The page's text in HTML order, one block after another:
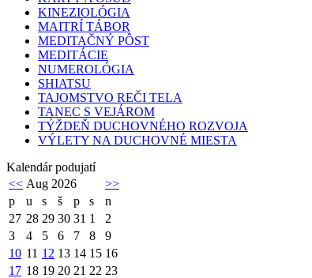
KINEZIOLÓGIA
MAITRÍ TÁBOR
MEDITAČNÝ PÔST
MEDITÁCIE
NUMEROLÓGIA
SHIATSU
TAJOMSTVO REČI TELA
TANEC S VEJÁROM
TÝŽDEŇ DUCHOVNÉHO ROZVOJA
VÝLETY NA DUCHOVNÉ MIESTA
Kalendár podujatí
<< Aug 2026
>>
p
u s š p s
n
27 28 29 30 31 1
2
3
4 5 6 7 8
9
10 11 12 13 14 15 16
17 18 19 20 21 22 23